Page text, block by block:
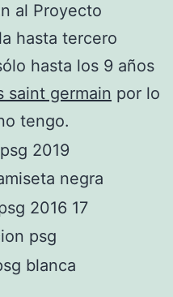
al Proyecto
hasta tercero
hasta los 9 años
saint germain por lo
tengo.